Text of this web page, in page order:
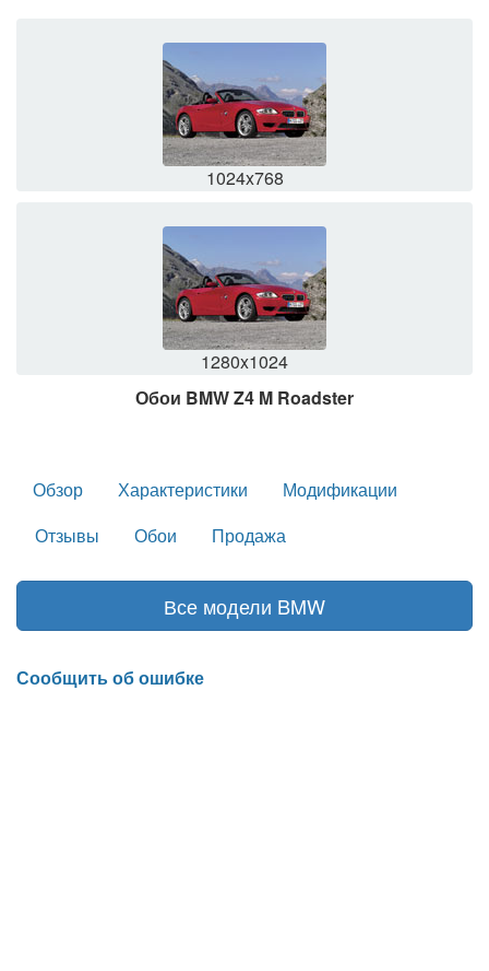
1024x768
1280x1024
Обои BMW Z4 M Roadster
Обзор Характеристики
Модификации
Отзывы
Обои Продажа
Все модели BMW
Сообщить об ошибке